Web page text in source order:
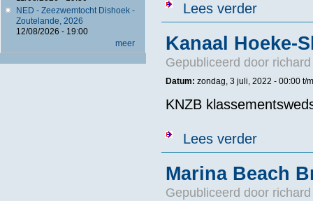
NED - Zeezwemtocht Dishoek -
Zoutelande, 2026
12/08/2026 - 19:00
meer
Lees verderover
Kanaal Hoeke-
Gepubliceerd door
Datum: zondag, 3 juli, 2022 - 00:00t/
KNZB
Lees verderover Kanaal
Marina Beach
Gepubliceerd door